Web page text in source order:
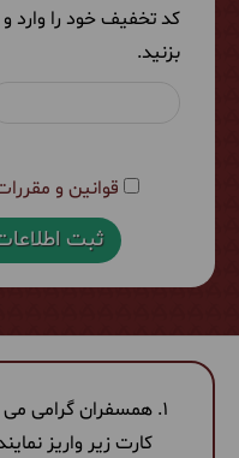
کد تخفیف خود را وارد
بزنید.
قوانین و
ثبت
همسفران گرامی می
کارت زیر واریز